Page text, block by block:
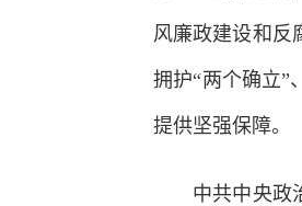
风廉政建设和反
拥护“两个确立”
提供坚强保障。
中共中央政治